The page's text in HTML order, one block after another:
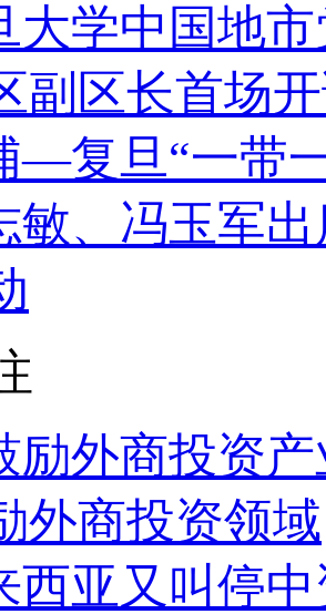
大学中国地
副区长首场
—复旦“一带
敏、冯玉军
励外商投资
外商投资领域
西亚又叫停